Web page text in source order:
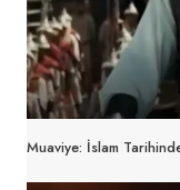
Muaviye: İslam